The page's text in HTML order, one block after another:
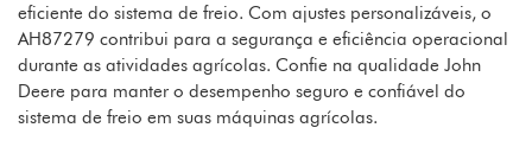
eficiente do sistema de freio. Com ajustes personalizáveis, o
AH87279 contribui para a segurança e eficiência operacional
durante as atividades agrícolas. Confie na qualidade John
Deere para manter o desempenho seguro e confiável do
sistema de freio em suas máquinas agrícolas.